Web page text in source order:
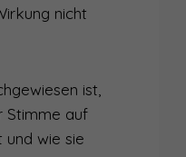
nicht
ist,
Stimme auf
und wie sie